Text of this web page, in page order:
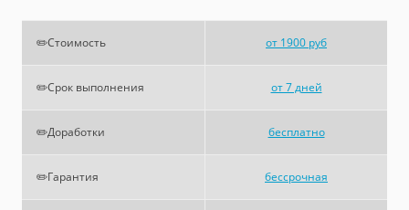
✏️Стоимость от 1900 руб
✏️Срок выполнения от 7 дней
✏️Доработки бесплатно
✏️Гарантия бессрочная